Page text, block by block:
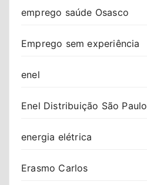
emprego saúde Osasco
Emprego sem experiência
enel
Enel Distribuição São Paulo
energia elétrica
Erasmo Carlos